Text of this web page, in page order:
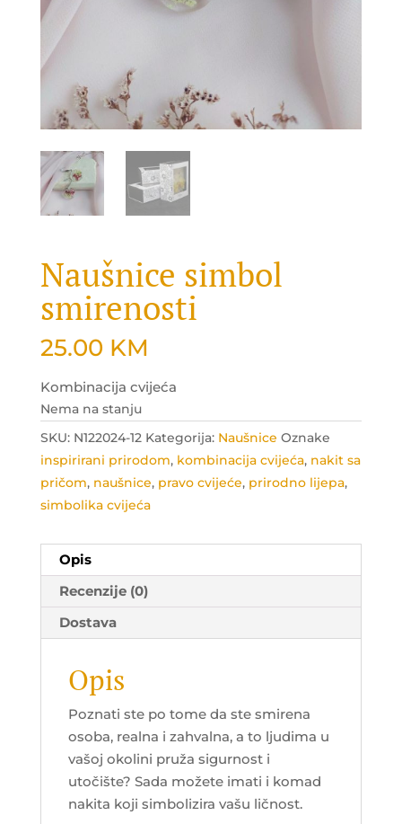
Naušnice simbol
smirenosti
25.00 KM
Kombinacija cvijeća
Nema na stanju
SKU: N122024-12 Kategorija: Naušnice Oznake
inspirirani prirodom, kombinacija cvijeća, nakit sa
pričom, naušnice, pravo cvijeće, prirodno lijepa,
simbolika cvijeća
Opis
Recenzije (0)
Dostava
Opis
Poznati ste po tome da ste smirena
osoba, realna i zahvalna, a to ljudima u
vašoj okolini pruža sigurnost i
utočište? Sada možete imati i komad
nakita koji simbolizira vašu ličnost.